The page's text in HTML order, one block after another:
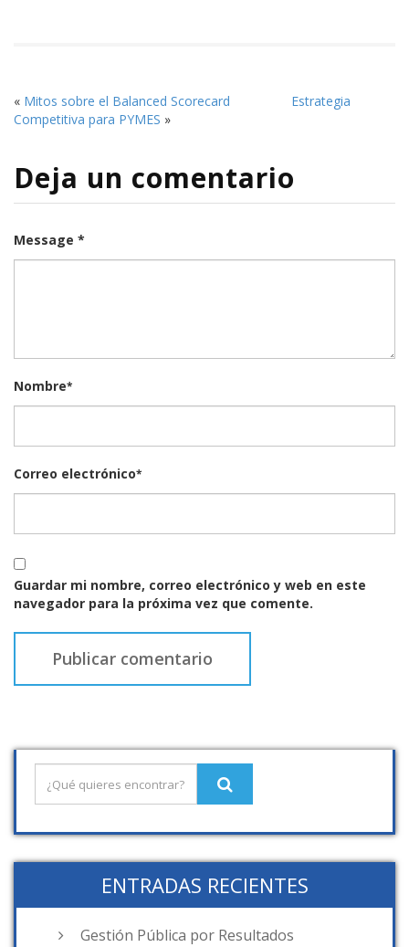
« Mitos sobre el Balanced Scorecard
Estrategia
Competitiva para PYMES »
Deja un comentario
Message *
Nombre*
Correo electrónico*
Guardar mi nombre, correo electrónico y web en este
navegador para la próxima vez que comente.
ENTRADAS RECIENTES
Gestión Pública por Resultados